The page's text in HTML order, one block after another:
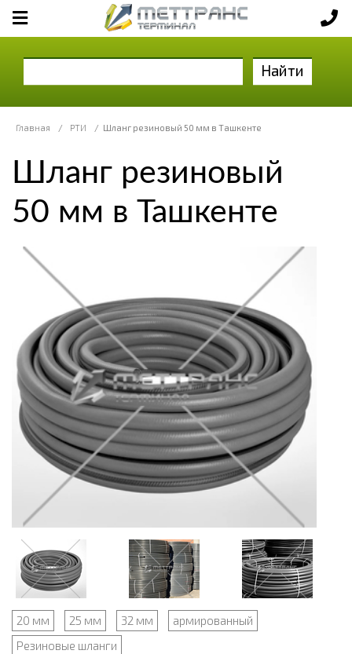
Найти
Главная / РТИ / Шланг резиновый 50 мм в Ташкенте
Шланг резиновый
50 мм в Ташкенте
20 мм 25 мм 32 мм
армированный
Резиновые шланги